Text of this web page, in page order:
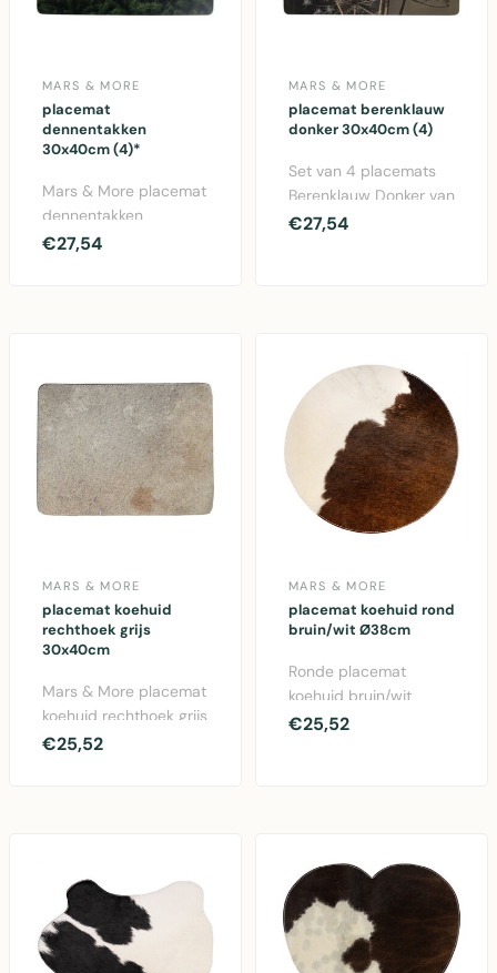
MARS & MORE
placemat
dennentakken
30x40cm (4)*
Mars & More placemat
dennentakken
30x40cm. Set van 4
€27,54
MARS & MORE
placemat berenklauw
donker 30x40cm (4)
Set van 4 placemats
Berenklauw Donker van
Mars & More. Elegant
€27,54
MARS & MORE
placemat koehuid
rechthoek grijs
30x40cm
Mars & More placemat
koehuid rechthoek grijs
30x40cm. Authentieke
€25,52
MARS & MORE
placemat koehuid rond
bruin/wit Ø38cm
Ronde placemat
koehuid bruin/wit
Ø38cm van Mars &
€25,52